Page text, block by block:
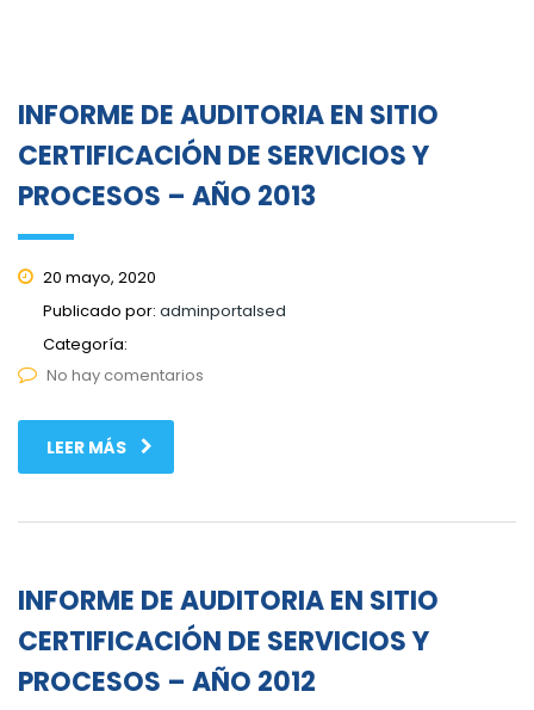
INFORME DE AUDITORIA EN SITIO
CERTIFICACIÓN DE SERVICIOS Y
PROCESOS – AÑO 2013
20 mayo, 2020
Publicado por: adminportalsed
Categoría:
No hay comentarios
LEER MÁS
INFORME DE AUDITORIA EN SITIO
CERTIFICACIÓN DE SERVICIOS Y
PROCESOS – AÑO 2012